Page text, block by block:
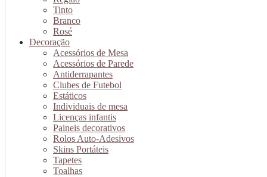
Tinto
Branco
Rosé
Decoração
Acessórios de Mesa
Acessórios de Parede
Antiderrapantes
Clubes de Futebol
Estáticos
Individuais de mesa
Licenças infantis
Paineis decorativos
Rolos Auto-Adesivos
Skins Portáteis
Tapetes
Toalhas